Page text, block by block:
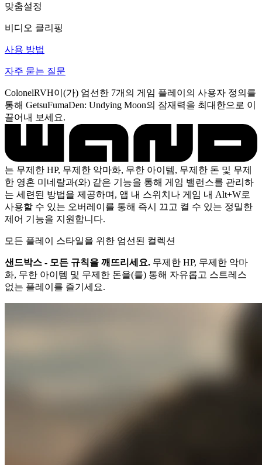
맞춤설정
비디오 클리핑
사용 방법
자주 묻는 질문
ColonelRVH이(가) 엄선한 7개의 게임 플레이의 사용자 정의를
통해 GetsuFumaDen: Undying Moon의 잠재력을 최대한으로 이
끌어내 보세요.
는 무제한 HP, 무제한 악마화, 무한 아이템, 무제한 돈 및 무제
한 영혼 미네랄과(와) 같은 기능을 통해 게임 밸런스를 관리하
는 세련된 방법을 제공하며, 앱 내 스위치나 게임 내 Alt+W로
사용할 수 있는 오버레이를 통해 즉시 끄고 켤 수 있는 정밀한
제어 기능을 지원합니다.
모든 플레이 스타일을 위한 엄선된 컬렉션
샌드박스 - 모든 규칙을 깨뜨리세요. 무제한 HP, 무제한 악마
화, 무한 아이템 및 무제한 돈을(를) 통해 자유롭고 스트레스
없는 플레이를 즐기세요.